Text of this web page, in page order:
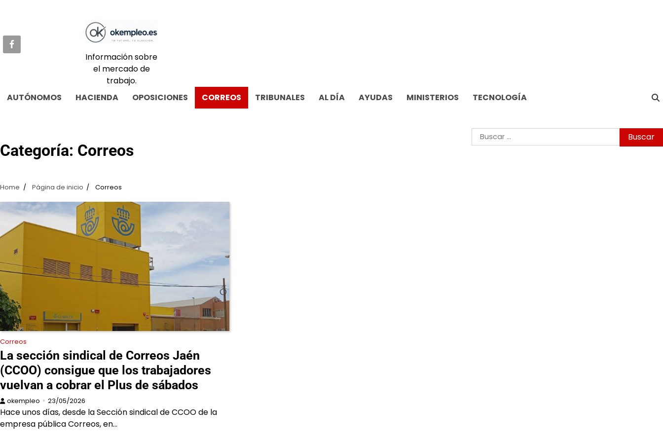
Información sobre
el mercado de
trabajo.
AUTÓNOMOS
HACIENDA OPOSICIONES CORREOS TRIBUNALES AL DÍA AYUDAS MINISTERIOS TECNOLOGÍA
Categoría: Correos
Home Página de inicio Correos
Correos
La sección sindical de Correos Jaén
(CCOO) consigue que los trabajadores
vuelvan a cobrar el Plus de sábados
okempleo 23/05/2026
Hace unos días, desde la Sección sindical de CCOO de la
empresa pública Correos, en…
Buscar: